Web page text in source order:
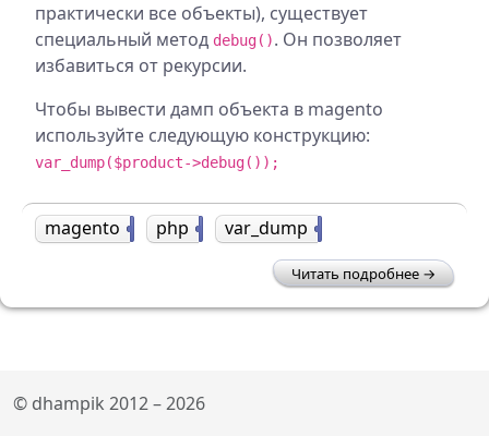
практически все объекты), существует
специальный метод debug(). Он позволяет
избавиться от рекурсии.
Чтобы вывести дамп объекта в magento
используйте следующую конструкцию:
var_dump($product->debug());
magento php 15 var_dump
Читать подробнее
© dhampik 2012 – 2026